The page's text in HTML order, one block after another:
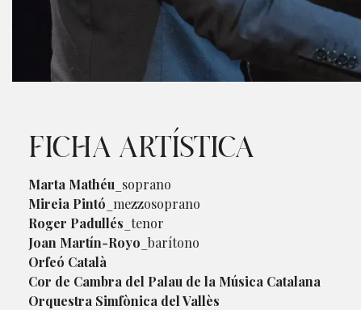
FICHA ARTÍSTICA
Marta Mathéu _soprano
Mireia Pintó _mezzosoprano
Roger Padullés _tenor
Joan Martín-Royo _barítono
Orfeó Català
Cor de Cambra del Palau de la Música Catalana
Orquestra Simfònica del Vallès